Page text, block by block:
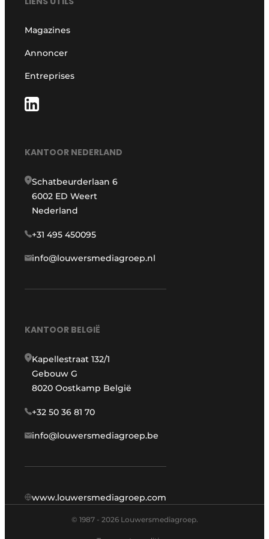
Magazines
Annoncer
Entreprises
KANTOOR NEDERLAND
Schatbeurderlaan 6
6002 ED Weert
Nederland
+31 495 450095
info@louwersmediagroep.nl
KANTOOR BELGIË
Kapellestraat 132/1
Gebouw G
8020 Oostkamp België
+32 50 36 81 70
info@louwersmediagroep.be
www.louwersmediagroep.com
© 1987 - 2026 Louwersmediagroep.